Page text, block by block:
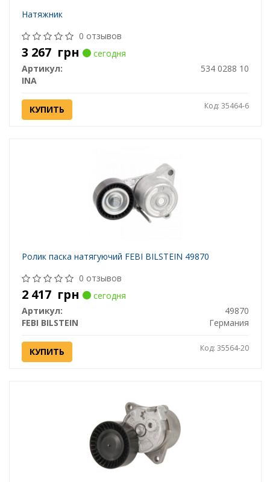
Натяжник
0 отзывов
3 267 грн
сегодня
Артикул:
534 0288 10
INA
КУПИТЬ Код: 35464-6
Ролик паска натягуючий FEBI BILSTEIN 49870
0 отзывов
2 417 грн
сегодня
Артикул:
49870
FEBI BILSTEIN
Германия
КУПИТЬ Код: 35564-20